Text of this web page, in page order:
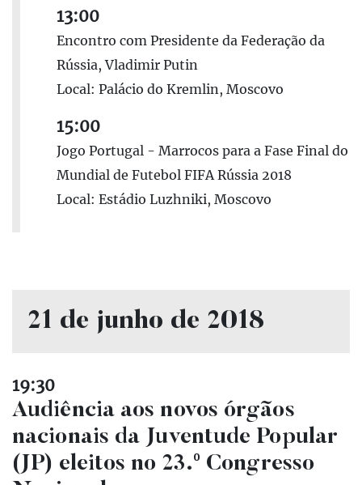
13:00
Encontro com Presidente da Federação da
Rússia, Vladimir Putin
Local: Palácio do Kremlin, Moscovo
15:00
Jogo Portugal - Marrocos para a Fase Final do
Mundial de Futebol FIFA Rússia 2018
Local: Estádio Luzhniki, Moscovo
21 de junho de 2018
19:30
Audiência aos novos órgãos
nacionais da Juventude Popular
(JP) eleitos no 23.º Congresso